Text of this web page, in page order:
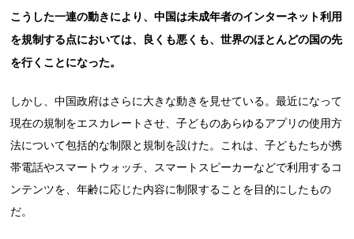
こうした一連の動きにより、中国は未成年者のインターネット利用
を規制する点においては、良くも悪くも、世界のほとんどの国の先
を行くことになった。
しかし、中国政府はさらに大きな動きを見せている。最近になって
現在の規制をエスカレートさせ、子どものあらゆるアプリの使用方
法について包括的な制限と規制を設けた。これは、子どもたちが携
帯電話やスマートウォッチ、スマートスピーカーなどで利用するコ
ンテンツを、年齢に応じた内容に制限することを目的にしたもの
だ。